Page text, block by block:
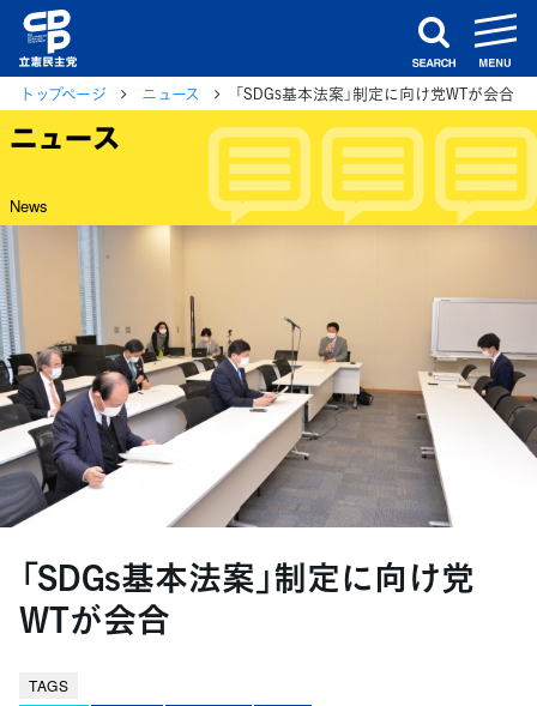
search
トップページ ニュース 「SDGs基本法案」制定に向け党WTが会合
ニュース
News
「SDGs基本法案」制定に向け党
WTが会合
TAGS